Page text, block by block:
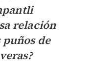
relación
de